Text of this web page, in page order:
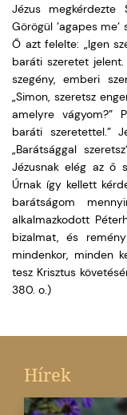
Jézus megkérdezte
Görögül ’agapes
Ő azt felelte: „Igen
baráti szeretet
szegény, emberi
„Simon, szeretsz
amelyre vágyom?”
baráti szeretettel.”
„Barátsággal
Jézusnak elég az ő
Úrnak így kellett
barátságom
alkalmazkodott
bizalmat, és
mindenkor, minden
tesz Krisztus
380. o.)
Hírek